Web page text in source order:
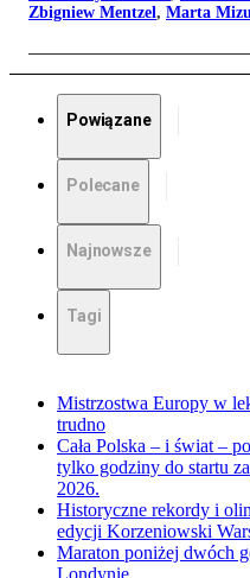
Zbigniew Mentzel, Marta
Powiązane
Polecane
Najnowsze
Tagi
Mistrzostwa Europy w
trudno
Cała Polska – i świat –
tylko godziny do startu
2026.
Historyczne rekordy i
edycji Korzeniowski
Maraton poniżej dwóch
Londynie